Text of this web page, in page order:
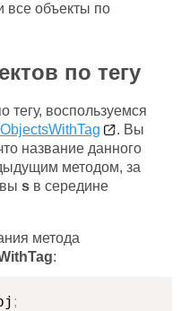
все объекты по
по тегу
тегу, воспользуемся
. Вы
название данного
методом, за
s в середине
метода
:
;